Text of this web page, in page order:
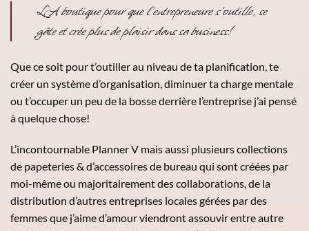
LA boutique pour que l’entrepreneure s’outille, se
gâte et crée plus de plaisir dans sa business!
Que ce soit pour t’outiller au niveau de ta planification, te
créer un système d’organisation, diminuer ta charge mentale
ou t’occuper un peu de la bosse derrière l’entreprise j’ai pensé
à quelque chose!
L’incontournable Planner V mais aussi plusieurs collections
de papeteries & d’accessoires de bureau qui sont créées par
moi-même ou majoritairement des collaborations, de la
distribution d’autres entreprises locales gérées par des
femmes que j’aime d’amour viendront assouvir entre autre